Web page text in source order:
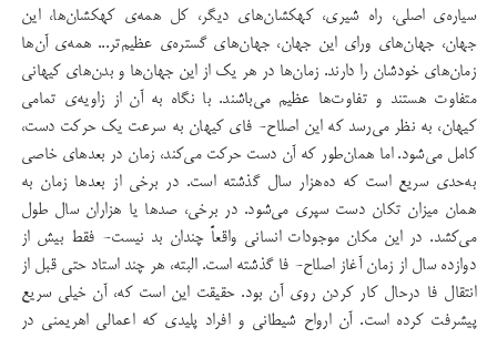
سیاره‌ی اصلی، راه شیری، کهکشان‌های دیگر، کل همه‌ی کهکشان‌ها، این
جهان، جهان‌های ورای این جهان، جهان‌های گستره‌ی عظیم‌تر... همه‌ی آن‌ها
زمان‌های خودشان را دارند. زمان‌ها در هر یک از این جهان‌ها و بدن‌های کیهانی
متفاوت هستند و تفاوت‌ها عظیم می‌باشند. با نگاه به آن از زاویه‌ی تمامی
کیهان، به نظر می‌رسد که این اصلاح- فای کیهان به سرعت یک حرکت دست،
کامل می‌شود. اما همان‌طور که آن دست حرکت می‌کند، زمان در بعدهای خاصی
به‌حدی سریع است که ده‌هزار سال گذشته است. در برخی از بعدها زمان به
همان میزان تکان دست سپری می‌شود. در برخی، صدها یا هزاران سال طول
می‌کشد. در این مکان موجودات انسانی واقعاً چندان بد نیست- فقط بیش از
دوازده سال از زمان آغاز اصلاح- فا گذشته است. البته، هر چند استاد حتی قبل از
انتقال فا درحال کار ‌کردن روی آن بود. حقیقت این است که، آن خیلی سریع
پیشرفت کرده است. آن ارواح شیطانی و افراد پلیدی که اعمالی اهریمنی در